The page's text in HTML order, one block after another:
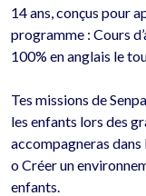
14 ans, conçus pour
programme : Cours
100% en anglais le
Tes missions de
les enfants lors des
accompagneras
o	Créer un environnement sécurisant et bienveillant pour les
enfants.